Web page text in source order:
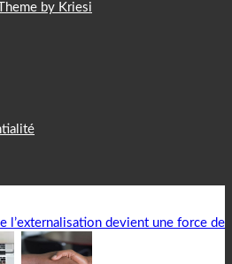
by Kriesi
l’externalisation devient une force de